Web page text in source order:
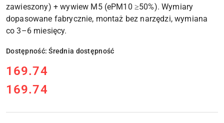
zawieszony) + wywiew M5 (ePM10 ≥50%). Wymiary
dopasowane fabrycznie, montaż bez narzędzi, wymiana
co 3–6 miesięcy.
Dostępność:Średnia dostępność
cena:
169.74
Cena:
169.74